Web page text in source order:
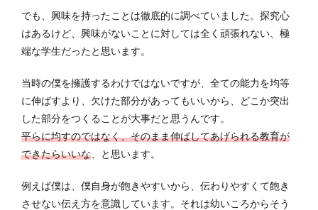
でも、興味を持ったことは徹底的に調べていました。探究心
はあるけど、興味がないことに対しては全く頑張れない、極
端な学生だったと思います。
当時の僕を擁護するわけではないですが、全ての能力を均等
に伸ばすより、欠けた部分があってもいいから、どこか突出
した部分をつくることが大事だと思うんです。
平らに均すのではなく、そのまま伸ばしてあげられる教育が
できたらいいな、と思います。
例えば僕は、僕自身が飽きやすいから、伝わりやすくて飽き
させない伝え方を意識しています。それは幼いころからそう